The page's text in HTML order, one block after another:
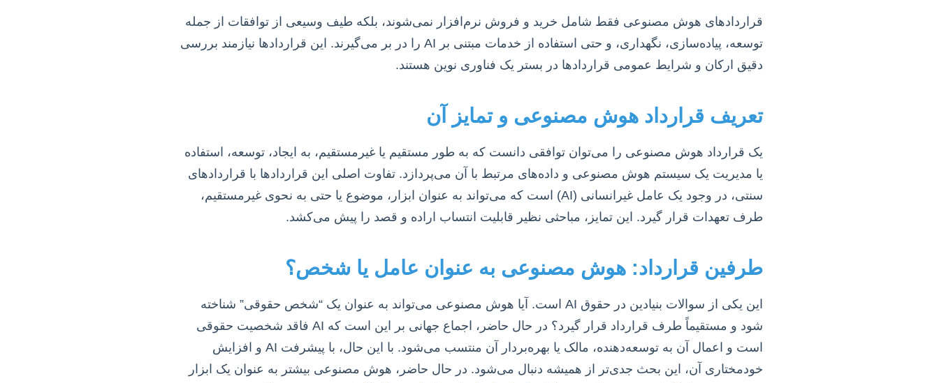
قراردادهای هوش مصنوعی فقط شامل خرید و فروش نرم‌افزار نمی‌شوند، بلکه طیف وسیعی از توافقات از جمله
توسعه، پیاده‌سازی، نگهداری، و حتی استفاده از خدمات مبتنی بر AI را در بر می‌گیرند. این قراردادها نیازمند بررسی
دقیق ارکان و شرایط عمومی قراردادها در بستر یک فناوری نوین هستند.
تعریف قرارداد هوش مصنوعی و تمایز آن
یک قرارداد هوش مصنوعی را می‌توان توافقی دانست که به طور مستقیم یا غیرمستقیم، به ایجاد، توسعه، استفاده
یا مدیریت یک سیستم هوش مصنوعی و داده‌های مرتبط با آن می‌پردازد. تفاوت اصلی این قراردادها با قراردادهای
سنتی، در وجود یک عامل غیرانسانی (AI) است که می‌تواند به عنوان ابزار، موضوع یا حتی به نحوی غیرمستقیم،
طرف تعهدات قرار گیرد. این تمایز، مباحثی نظیر قابلیت انتساب اراده و قصد را پیش می‌کشد.
طرفین قرارداد: هوش مصنوعی به عنوان عامل یا شخص؟
این یکی از سوالات بنیادین در حقوق AI است. آیا هوش مصنوعی می‌تواند به عنوان یک “شخص حقوقی” شناخته
شود و مستقیماً طرف قرارداد قرار گیرد؟ در حال حاضر، اجماع جهانی بر این است که AI فاقد شخصیت حقوقی
است و اعمال آن به توسعه‌دهنده، مالک یا بهره‌بردار آن منتسب می‌شود. با این حال، با پیشرفت AI و افزایش
خودمختاری آن، این بحث جدی‌تر از همیشه دنبال می‌شود. در حال حاضر، هوش مصنوعی بیشتر به عنوان یک ابزار